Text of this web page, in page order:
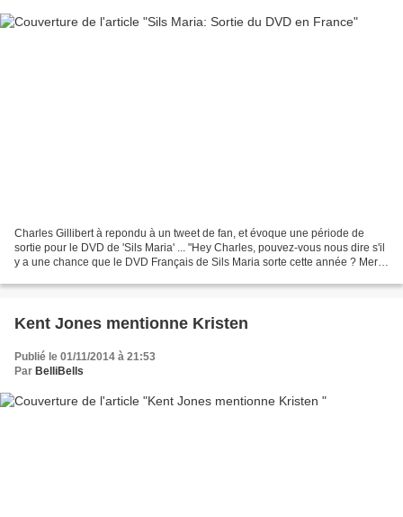
Charles Gillibert à repondu à un tweet de fan, et évoque une période de
sortie pour le DVD de 'Sils Maria' ... "Hey Charles, pouvez-vous nous dire s'il
y a une chance que le DVD Français de Sils Maria sorte cette année ? Merci
Kent Jones mentionne Kristen
Publié le 01/11/2014 à 21:53
Par BelliBells